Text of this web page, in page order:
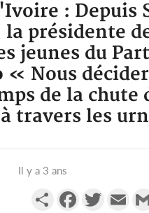
: Depuis
la présidente
jeunes du
« Nous
de la chute
travers les
Il y a 3 ans
PartagerFacebookTwitter